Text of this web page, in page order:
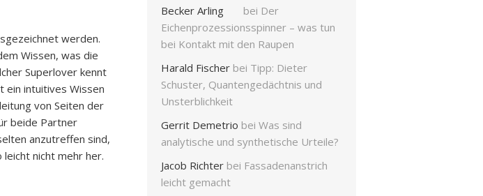
werden.
Wissen, was die
Superlover kennt
ein intuitives Wissen
von Seiten der
beide Partner
anzutreffen sind,
nicht mehr her.
Becker Arling
bei Der
Eichenprozessionsspinner – was tun
bei Kontakt mit den Raupen
Harald Fischer bei Tipp: Dieter
Schuster, Quantengedächtnis und
Unsterblichkeit
Gerrit Demetrio bei Was sind
analytische und synthetische Urteile?
Jacob Richter bei Fassadenanstrich
leicht gemacht